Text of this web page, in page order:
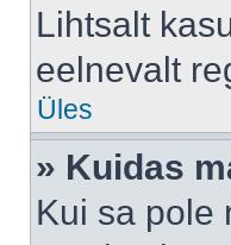
Lihtsalt
eelnevalt
Üles
» Kuidas
Kui sa pole